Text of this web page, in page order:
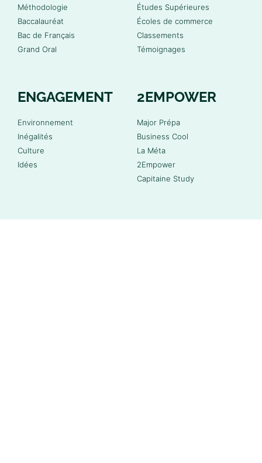
Méthodologie
Baccalauréat
Bac de Français
Grand Oral
Études Supérieures
Écoles de commerce
Classements
Témoignages
ENGAGEMENT
Environnement
Inégalités
Culture
Idées
2EMPOWER
Major Prépa
Business Cool
La Méta
2Empower
Capitaine Study